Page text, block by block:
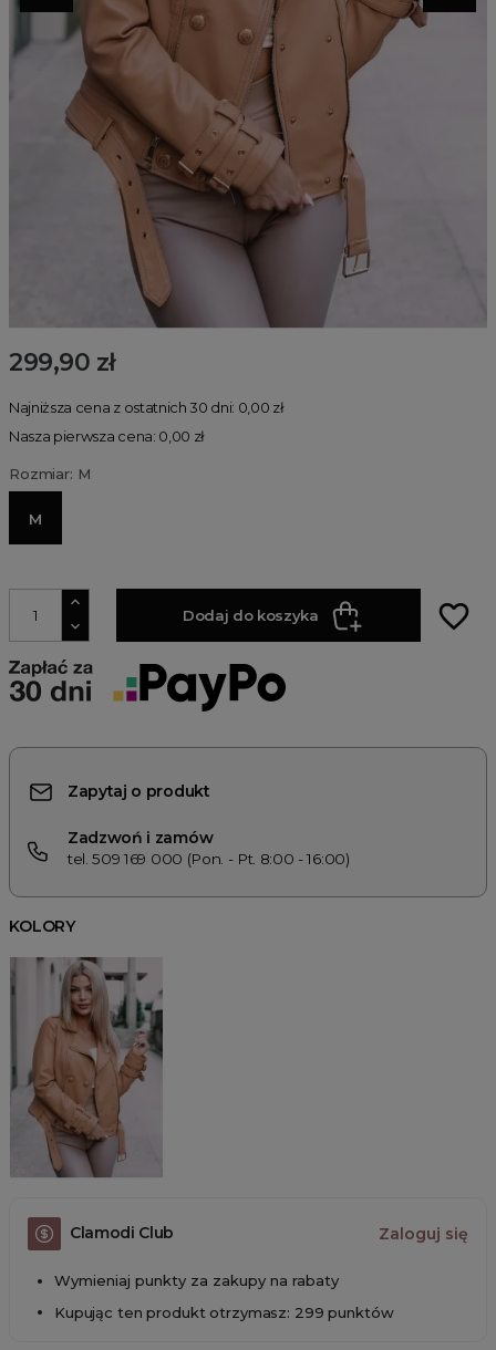
299,90 zł
Najniższa cena z ostatnich 30 dni: 0,00 zł
Nasza pierwsza cena: 0,00 zł
Rozmiar: M
M
Dodaj do koszyka favorite_border
Zapytaj o produkt
Zadzwoń i zamów
tel. 509 169 000 (Pon. - Pt. 8:00 - 16:00)
KOLORY
Clamodi Club Zaloguj się
Wymieniaj punkty za zakupy na rabaty
Kupując ten produkt otrzymasz: 299 punktów